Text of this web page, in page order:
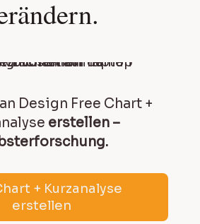
Design Free Chart +
erstellen –
+ Kurzanalyse
erstellen